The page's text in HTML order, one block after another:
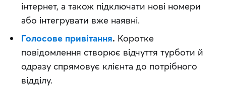
інтернет, а також підключати нові номери
або інтегрувати вже наявні.
Голосове привітання. Коротке
повідомлення створює відчуття турботи й
одразу спрямовує клієнта до потрібного
відділу.